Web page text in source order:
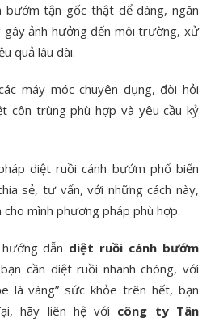
bướm tận gốc thật dể dàng, ngăn
gây ảnh hưởng đến môi trường, xử
quả lâu dài.
máy móc chuyên dụng, đòi hỏi
côn trùng phù hợp và yêu cầu kỷ
diệt ruồi cánh bướm phổ biến
sẻ, tư vấn, với những cách này,
mình phương pháp phù hợp.
dẫn diệt ruồi cánh bướm
cần diệt ruồi nhanh chóng, với
là vàng” sức khỏe trên hết, bạn
hãy liên hệ với công ty Tân